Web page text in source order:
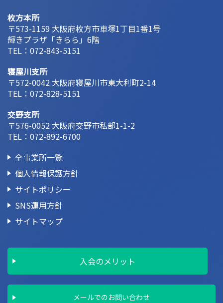
枚方本所
〒573-1159 大阪府枚方市車塚1丁目1番1号
輝きプラザ「きらら」6階
TEL： 072-843-5151
寝屋川支所
〒572-0042 大阪府寝屋川市東大利町2-14
TEL： 072-828-5151
交野支所
〒576-0052 大阪府交野市私部1-1-2
TEL： 072-892-6700
全事業所一覧
個人情報保護方針
サイトポリシー
SNS運用方針
サイトマップ
入会のメリット
メールでのお問い合わせ